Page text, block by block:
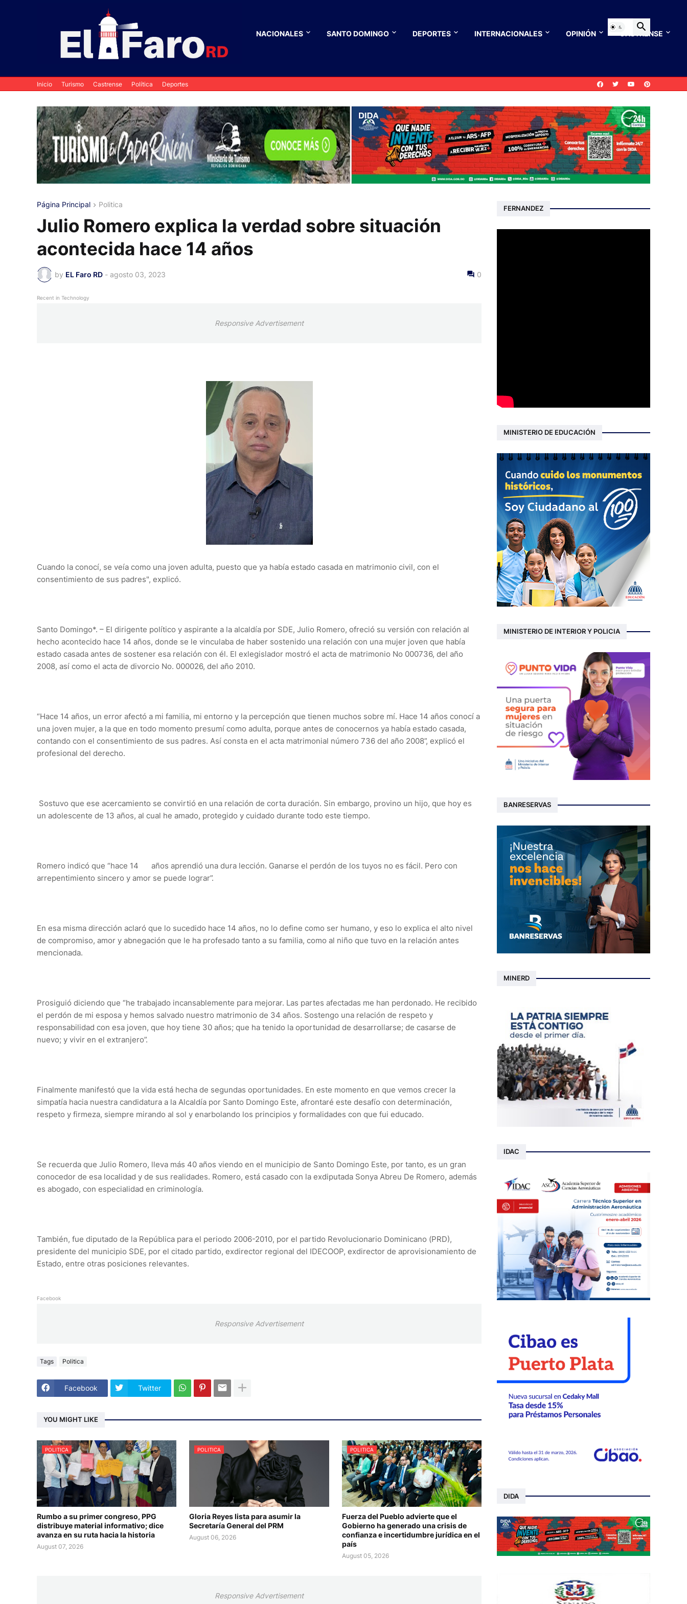
NACIONALES SANTO DOMINGO DEPORTES INTERNACIONALES OPINIÓN CASTRENSE
Inicio Turismo Castrense Política Deportes
Página Principal Politica
Julio Romero explica la verdad sobre situación
acontecida hace 14 años
by EL Faro RD - agosto 03, 2023 0
Recent in Technology
Responsive Advertisement
Cuando la conocí, se veía como una joven adulta, puesto que ya había estado casada en matrimonio civil, con el
consentimiento de sus padres", explicó.
Santo Domingo*. – El dirigente político y aspirante a la alcaldía por SDE, Julio Romero, ofreció su versión con relación al
hecho acontecido hace 14 años, donde se le vinculaba de haber sostenido una relación con una mujer joven que había
estado casada antes de sostener esa relación con él. El exlegislador mostró el acta de matrimonio No 000736, del año
2008, así como el acta de divorcio No. 000026, del año 2010.
“Hace 14 años, un error afectó a mi familia, mi entorno y la percepción que tienen muchos sobre mí. Hace 14 años conocí a
una joven mujer, a la que en todo momento presumí como adulta, porque antes de conocernos ya había estado casada,
contando con el consentimiento de sus padres. Así consta en el acta matrimonial número 736 del año 2008”, explicó el
profesional del derecho.
Sostuvo que ese acercamiento se convirtió en una relación de corta duración. Sin embargo, provino un hijo, que hoy es
un adolescente de 13 años, al cual he amado, protegido y cuidado durante todo este tiempo.
Romero indicó que “hace 14
años aprendió una dura lección. Ganarse el perdón de los tuyos no es fácil. Pero con
arrepentimiento sincero y amor se puede lograr”.
En esa misma dirección aclaró que lo sucedido hace 14 años, no lo define como ser humano, y eso lo explica el alto nivel
de compromiso, amor y abnegación que le ha profesado tanto a su familia, como al niño que tuvo en la relación antes
mencionada.
Prosiguió diciendo que “he trabajado incansablemente para mejorar. Las partes afectadas me han perdonado. He recibido
el perdón de mi esposa y hemos salvado nuestro matrimonio de 34 años. Sostengo una relación de respeto y
responsabilidad con esa joven, que hoy tiene 30 años; que ha tenido la oportunidad de desarrollarse; de casarse de
nuevo; y vivir en el extranjero”.
Finalmente manifestó que la vida está hecha de segundas oportunidades. En este momento en que vemos crecer la
simpatía hacia nuestra candidatura a la Alcaldía por Santo Domingo Este, afrontaré este desafío con determinación,
respeto y firmeza, siempre mirando al sol y enarbolando los principios y formalidades con que fui educado.
Se recuerda que Julio Romero, lleva más 40 años viendo en el municipio de Santo Domingo Este, por tanto, es un gran
conocedor de esa localidad y de sus realidades. Romero, está casado con la exdiputada Sonya Abreu De Romero, además
es abogado, con especialidad en criminología.
También, fue diputado de la República para el periodo 2006-2010, por el partido Revolucionario Dominicano (PRD),
presidente del municipio SDE, por el citado partido, exdirector regional del IDECOOP, exdirector de aprovisionamiento de
Estado, entre otras posiciones relevantes.
Facebook
Responsive Advertisement
Tags Politica
Facebook Twitter
YOU MIGHT LIKE
POLITICA
Rumbo a su primer congreso, PPG
distribuye material informativo; dice
avanza en su ruta hacia la historia
August 07, 2026
POLITICA
Gloria Reyes lista para asumir la
Secretaría General del PRM
August 06, 2026
POLITICA
Fuerza del Pueblo advierte que el
Gobierno ha generado una crisis de
confianza e incertidumbre jurídica en el
país
August 05, 2026
Responsive Advertisement
FERNANDEZ
MINISTERIO DE EDUCACIÓN
MINISTERIO DE INTERIOR Y POLICIA
BANRESERVAS
MINERD
IDAC
DIDA